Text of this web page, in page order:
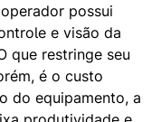
possui
e visão da
que restringe seu
é o custo
do equipamento, a